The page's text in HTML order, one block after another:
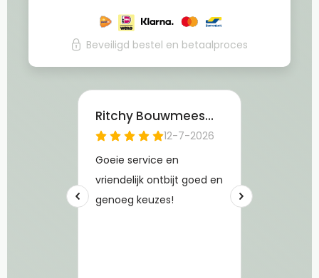
Beveiligd bestel en betaalproces